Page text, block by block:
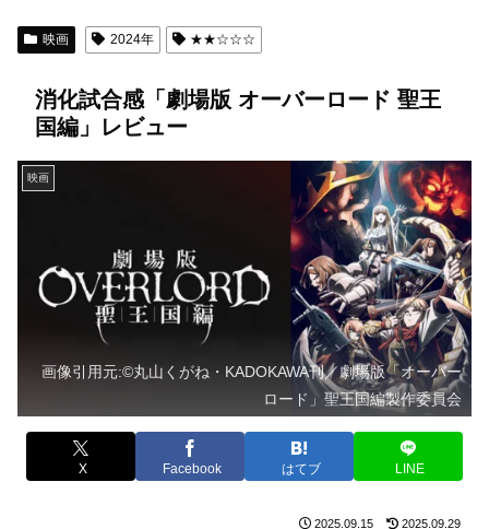
映画 2024年 ★★☆☆☆
消化試合感「劇場版 オーバーロード 聖王
国編」レビュー
映画
画像引用元:©丸山くがね・KADOKAWA刊／劇場版「オーバー
ロード」聖王国編製作委員会
X Facebook はてブ LINE
2025.09.15 2025.09.29